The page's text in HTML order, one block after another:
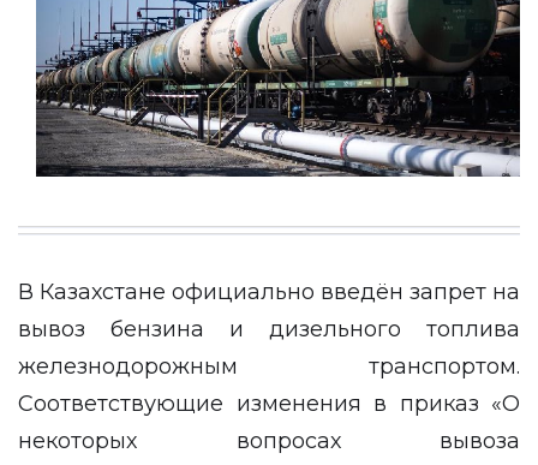
В Казахстане официально введён запрет на
вывоз бензина и дизельного топлива
железнодорожным транспортом.
Соответствующие изменения в приказ «О
некоторых вопросах вывоза